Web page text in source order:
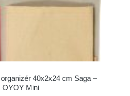
40x2x24 cm Saga –
OYOY Mini